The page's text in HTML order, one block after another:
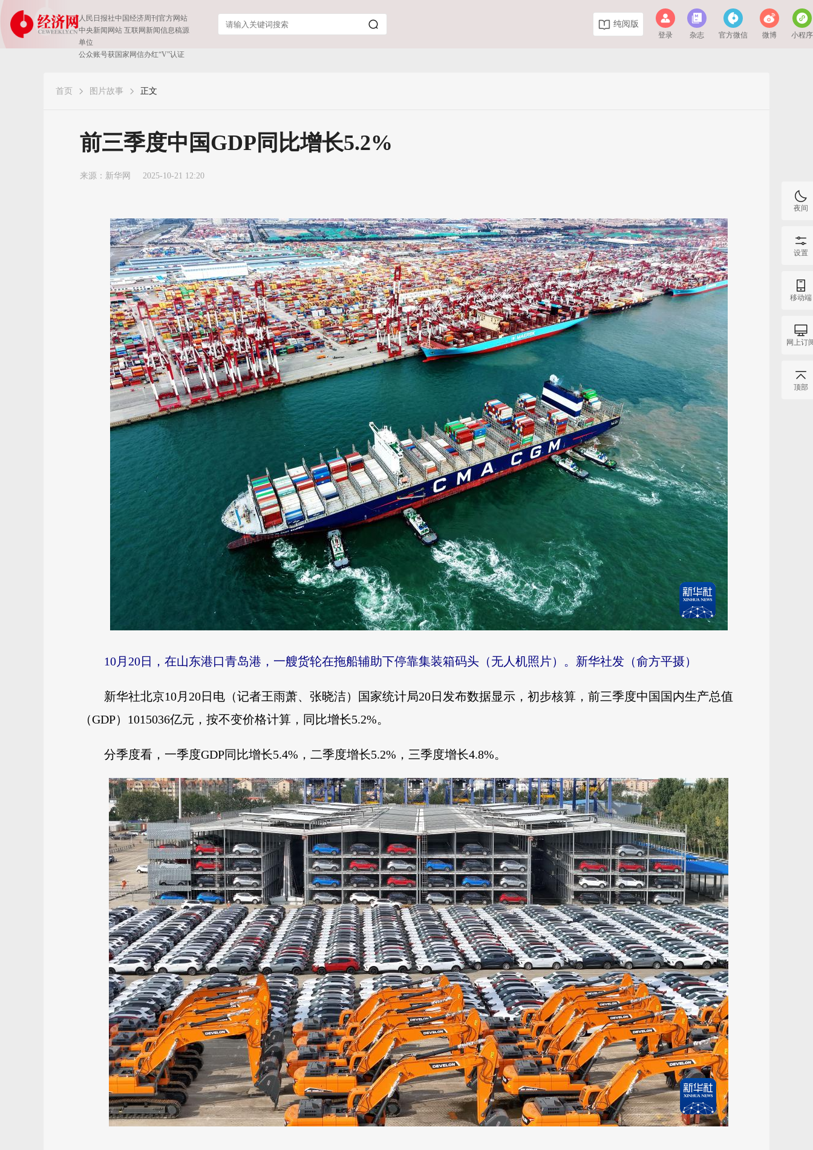
人民日报社中国经济周刊官方网站
中央新闻网站 互联网新闻信息稿源
单位
公众账号获国家网信办红“V”认证
纯阅版
登录 杂志 官方微信 微博 小程序
首页 图片故事 正文
前三季度中国GDP同比增长5.2%
来源： 新华网 2025-10-21 12:20
10月20日，在山东港口青岛港，一艘货轮在拖船辅助下停靠集装箱码头（无人机照片）。新华社发（俞方平摄）
新华社北京10月20日电（记者王雨萧、张晓洁）国家统计局20日发布数据显示，初步核算，前三季度中国国内生产总值
（GDP）1015036亿元，按不变价格计算，同比增长5.2%。
分季度看，一季度GDP同比增长5.4%，二季度增长5.2%，三季度增长4.8%。
夜间
设置
移动端
网上订
顶部